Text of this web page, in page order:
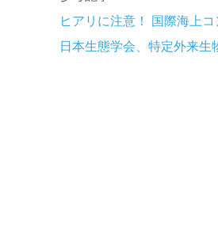
ヒアリに注意！ 国際海上
日本生態学会、特定外来生